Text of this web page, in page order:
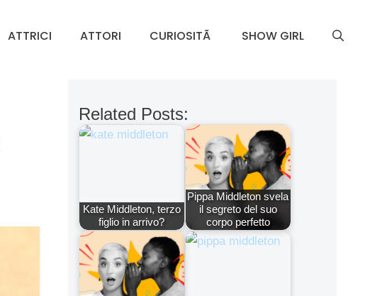
ATTRICI ATTORI CURIOSITÃ SHOW GIRL
Related Posts:
Kate Middleton, terzo
figlio in arrivo?
Pippa Middleton svela
il segreto del suo
corpo perfetto